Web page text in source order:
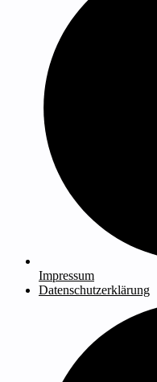
Impressum
Datenschutzerklärung